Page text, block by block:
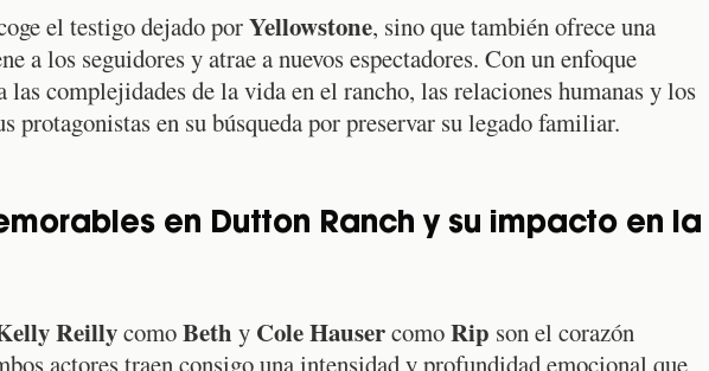
el testigo dejado porYellowstone, sino que también ofrece una
a los seguidores y atrae a nuevos espectadores. Con un enfoque
las complejidades de la vida en el rancho, las relaciones humanas y los
protagonistas en su búsqueda por preservar su legado familiar.
en Dutton Ranch y su impacto en la
ReillycomoBeth y Cole HausercomoRip son el corazón
actores traen consigo una intensidad y profundidad emocional que